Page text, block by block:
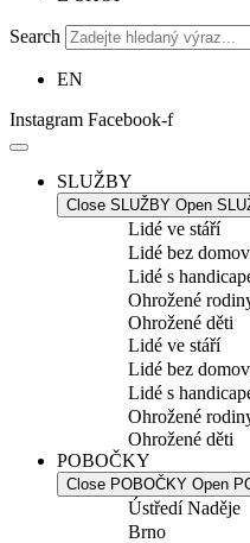
Search
EN
Instagram Facebook-f
SLUŽBY
Close SLUŽBY Open
Lidé ve stáří
Lidé bez
Lidé s
Ohrožené
Ohrožené děti
Lidé ve stáří
Lidé bez
Lidé s
Ohrožené
Ohrožené děti
POBOČKY
Close POBOČKY Open
Ústředí Naděje
Brno